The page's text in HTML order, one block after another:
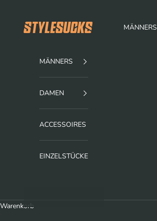
stylesucks MÄNNERS
MÄNNERS
DAMEN
ACCESSOIRES
EINZELSTÜCKE
Warenkorb